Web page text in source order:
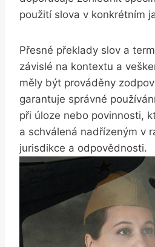
použití slova v konkrétním
Přesné překlady slov a
závislé na kontextu a
měly být prováděny
garantuje správné
při úloze nebo povinnosti,
a schválená nadřízeným v
jurisdikce a odpovědnosti.